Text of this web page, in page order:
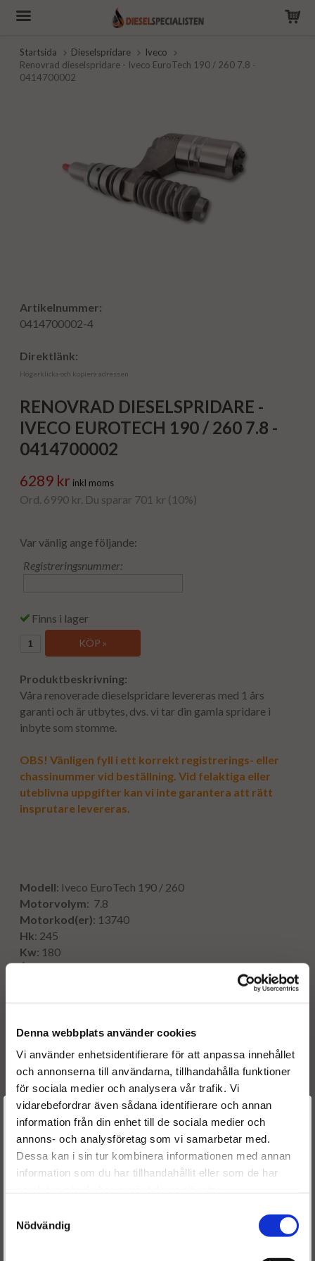
Denna webbplats använder cookies
Vi använder enhetsidentifierare för att anpassa innehållet
och annonserna till användarna, tillhandahålla funktioner
för sociala medier och analysera vår trafik. Vi
vidarebefordrar även sådana identifierare och annan
information från din enhet till de sociala medier och
annons- och analysföretag som vi samarbetar med.
Dessa kan i sin tur kombinera informationen med annan
information som du har tillhandahållit eller som de har
Nödvändig
Startsida Dieselspridare
Iveco
Renovrad dieselspridare - Iveco EuroTech 190 / 260 7.8 -
0414700002
Artikelnummer:
0414700002-4
Direktlänk:
Högerklicka och kopiera adressen
RENOVRAD DIESELSPRIDARE -
IVECO EUROTECH 190 / 260 7.8 -
0414700002
6289 kr inkl moms
Ord. 6990 kr. Du sparar 701 kr (10%)
Var vänlig ange följande:
Registreringsnummer:
Finns i lager
KÖP »
Produktbeskrivning:
Våra renoverade dieselspridare levereras med 1 års
garanti och är utbytes, dvs. vi tar din gamla spridare i
inbyte som stomme.
OBS! Vänligen fyll i ett korrekt registrerings- eller
chassinummer vid beställning. Vid felaktiga eller
uteblivna uppgifter kan vi inte garantera att rätt
insprutare levereras.
Modell: Iveco EuroTech 190 / 260
Motorvolym: 7.8
Motorkod(er): 13740
Hk: 245
Kw: 180
Originalnummer:
5236050
500324435
500363382
0986441002
0414700002
0414700002R
Frakt:
Välkommen till
Dieselspecialisten.se
För att förbättra din upplevelse på vår hemsida ber vi dig
välja vilken kategori du tillhör